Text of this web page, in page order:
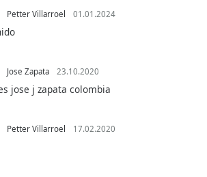
Petter Villarroel 01.01.2024
Jose Zapata 23.10.2020
jose j zapata colombia
Petter Villarroel 17.02.2020